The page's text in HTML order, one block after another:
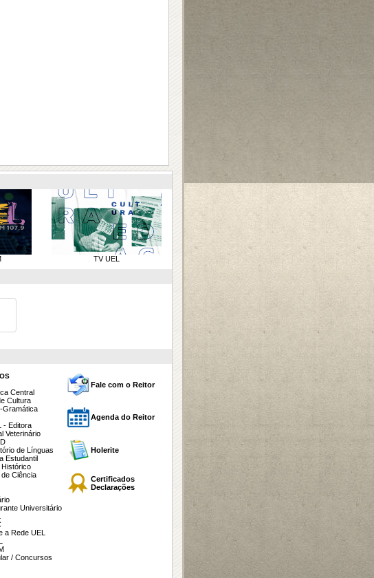
TV UEL
Central
Cultura
Gramática
- Editora
Veterinário
de Línguas
Estudantil
Ciência
Universitário
a Rede UEL
/ Concursos
Fale com o Reitor
Agenda do Reitor
Holerite
Certificados
Declarações